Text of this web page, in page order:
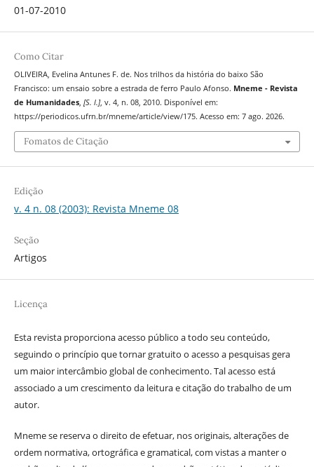
01-07-2010
Como Citar
OLIVEIRA, Evelina Antunes F. de. Nos trilhos da história do baixo São
Francisco: um ensaio sobre a estrada de ferro Paulo Afonso. Mneme - Revista
de Humanidades, [S. l.], v. 4, n. 08, 2010. Disponível em:
https://periodicos.ufrn.br/mneme/article/view/175. Acesso em: 7 ago. 2026.
Fomatos de Citação
Edição
v. 4 n. 08 (2003): Revista Mneme 08
Seção
Artigos
Licença
Esta revista proporciona acesso público a todo seu conteúdo,
seguindo o princípio que tornar gratuito o acesso a pesquisas gera
um maior intercâmbio global de conhecimento. Tal acesso está
associado a um crescimento da leitura e citação do trabalho de um
autor.
Mneme se reserva o direito de efetuar, nos originais, alterações de
ordem normativa, ortográfica e gramatical, com vistas a manter o